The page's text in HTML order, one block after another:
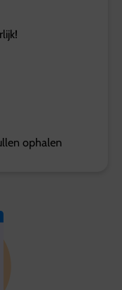
ophalen